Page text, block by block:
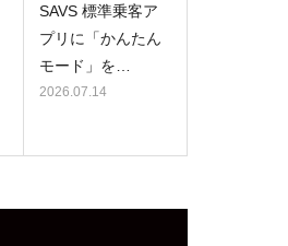
SAVS 標準乗客ア
プリに「かんたん
モード」を…
2026.07.14